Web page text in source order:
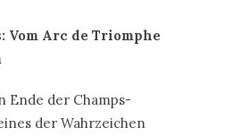
Vom Arc de Triomphe
Ende der Champs-
der Wahrzeichen